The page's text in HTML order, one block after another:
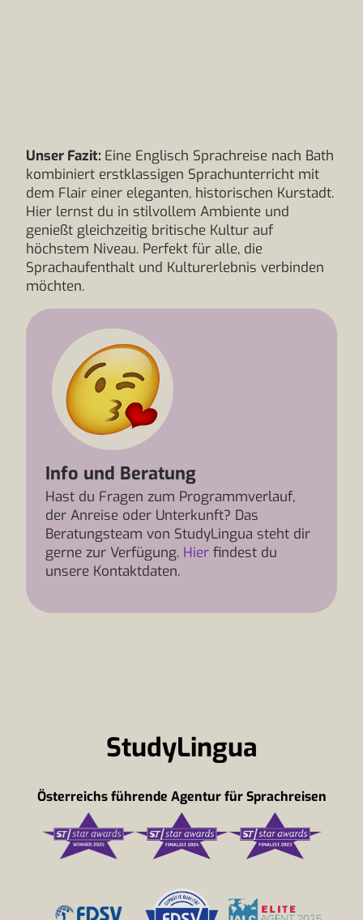
Unser Fazit: Eine Englisch Sprachreise nach Bath
kombiniert erstklassigen Sprachunterricht mit
dem Flair einer eleganten, historischen Kurstadt.
Hier lernst du in stilvollem Ambiente und
genießt gleichzeitig britische Kultur auf
höchstem Niveau. Perfekt für alle, die
Sprachaufenthalt und Kulturerlebnis verbinden
möchten.
Info und Beratung
Hast du Fragen zum Programmverlauf,
der Anreise oder Unterkunft? Das
Beratungsteam von StudyLingua steht dir
gerne zur Verfügung. Hier findest du
unsere Kontaktdaten.
StudyLingua
Österreichs führende Agentur für Sprachreisen